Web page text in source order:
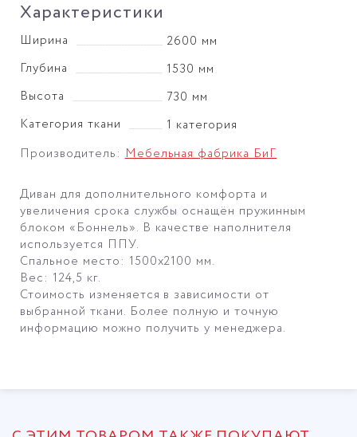
Характеристики
Ширина
2600 мм
Глубина
1530 мм
Высота
730 мм
Категория ткани
1 категория
Производитель:Мебельная фабрика БиГ
Диван для дополнительного комфорта и
увеличения срока службы оснащён пружинным
блоком «Боннель». В качестве наполнителя
используется ППУ.
Спальное место: 1500х2100 мм.
Вес: 124,5 кг.
Стоимость изменяется в зависимости от
выбранной ткани. Более полную и точную
информацию можно получить у менеджера.